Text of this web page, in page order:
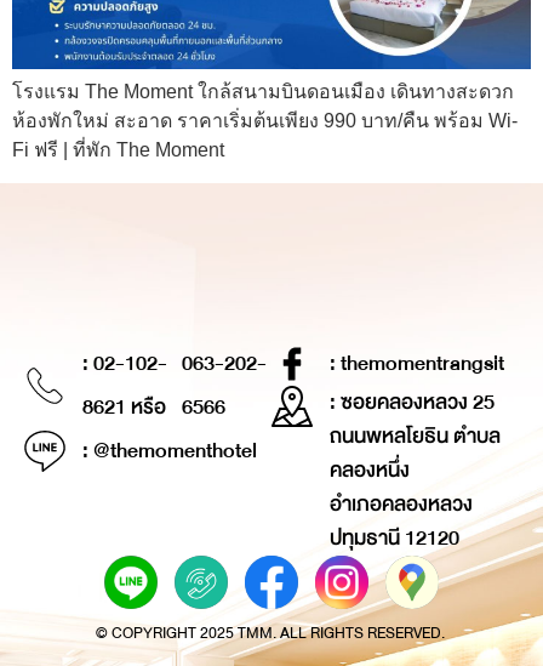
โรงแรม The Moment ใกล้สนามบินดอนเมือง เดินทางสะดวก
ห้องพักใหม่ สะอาด ราคาเริ่มต้นเพียง 990 บาท/คืน พร้อม Wi-
Fi ฟรี | ที่พัก The Moment
: 02-102-
8621 หรือ
063-202-
6566
: @themomenthotel
: themomentrangsit
: ซอยคลองหลวง 25
ถนนพหลโยธิน ตำบล
คลองหนึ่ง
อำเภอคลองหลวง
ปทุมธานี 12120
© COPYRIGHT 2025 TMM. ALL RIGHTS RESERVED.